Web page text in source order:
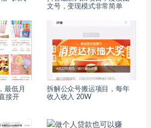
文号，变现模式非常简单
最低月
接开
拆解公众号搬运项目，每年
收入收入 20W